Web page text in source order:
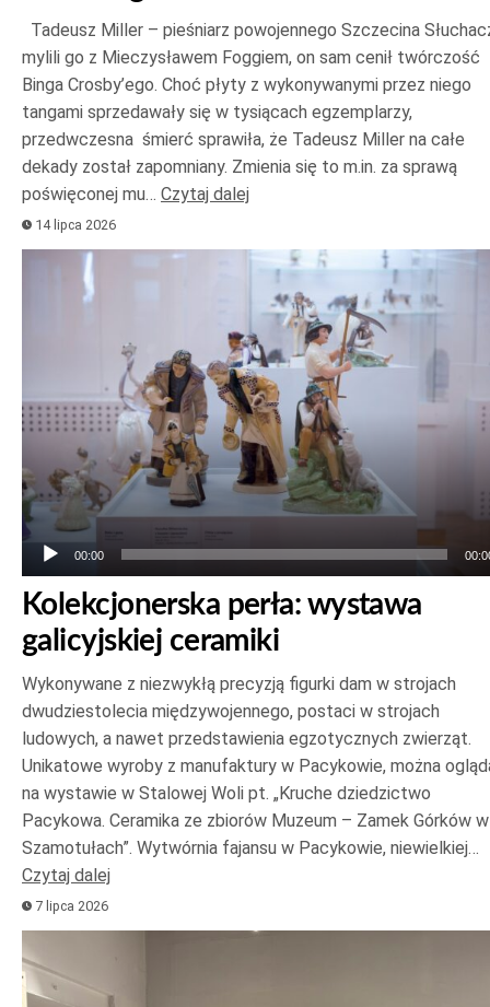
Tadeusz Miller – pieśniarz powojennego Szczecina
mylili go z Mieczysławem Foggiem, on sam cenił twórczość
Binga Crosby’ego. Choć płyty z wykonywanymi przez niego
tangami sprzedawały się w tysiącach egzemplarzy,
przedwczesna śmierć sprawiła, że Tadeusz Miller na całe
dekady został zapomniany. Zmienia się to m.in. za sprawą
poświęconej mu… Czytaj dalej
14 lipca 2026
Odtwarzacz
00:00
Kolekcjonerska perła: wystawa
galicyjskiej ceramiki
Wykonywane z niezwykłą precyzją figurki dam w strojach
dwudziestolecia międzywojennego, postaci w strojach
ludowych, a nawet przedstawienia egzotycznych zwierząt.
Unikatowe wyroby z manufaktury w Pacykowie, można
na wystawie w Stalowej Woli pt. „Kruche dziedzictwo
Pacykowa. Ceramika ze zbiorów Muzeum – Zamek Górków w
Szamotułach”. Wytwórnia fajansu w Pacykowie, niewielkiej…
Czytaj dalej
7 lipca 2026
plików